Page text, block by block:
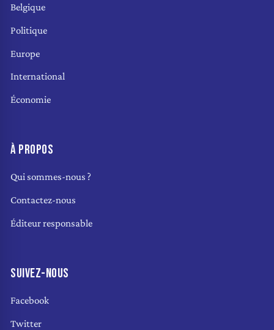
Belgique
Politique
Europe
International
Économie
À PROPOS
Qui sommes-nous ?
Contactez-nous
Éditeur responsable
SUIVEZ-NOUS
Facebook
Twitter